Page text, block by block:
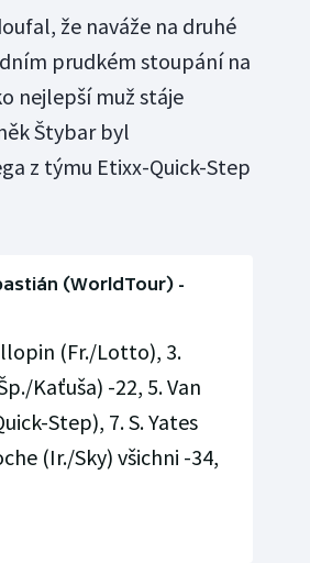
že naváže na druhé
prudkém stoupání na
nejlepší muž stáje
Štybar byl
z týmu Etixx-Quick-Step
(WorldTour) -
(Fr./Lotto), 3.
Kaťuša) -22, 5. Van
Step), 7. S. Yates
(Ir./Sky) všichni -34,